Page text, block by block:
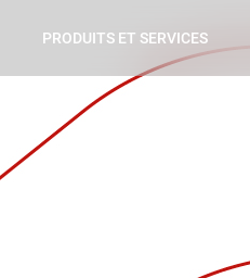
PRODUITS ET SERVICES